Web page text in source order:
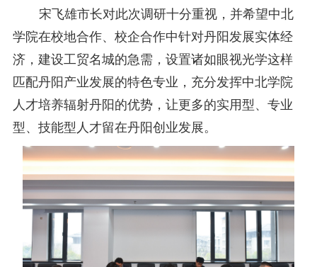
宋飞雄市长对此次调研十分重视，并希望中北
学院在校地合作、 校企合作中针对丹阳发展实体经
济， 建设工贸名城的急需，设置诸如眼视光学这样
匹配丹阳产业发展的特色专业，充分发挥中北学院
人才培养辐射丹阳 的优势， 让更多的实用型、专业
型、技能型人才留在丹阳创业发展。